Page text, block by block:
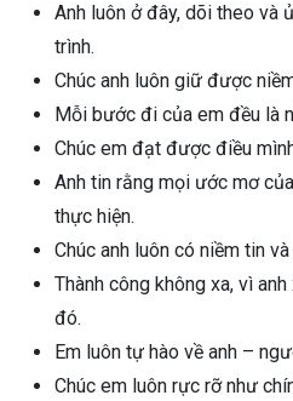
Anh luôn ở đây, dõi theo và
trình.
Chúc anh luôn giữ được
Mỗi bước đi của em đều là
Chúc em đạt được điều
Anh tin rằng mọi ước mơ
thực hiện.
Chúc anh luôn có niềm tin
Thành công không xa, vì
đó.
Em luôn tự hào về anh –
Chúc em luôn rực rỡ như